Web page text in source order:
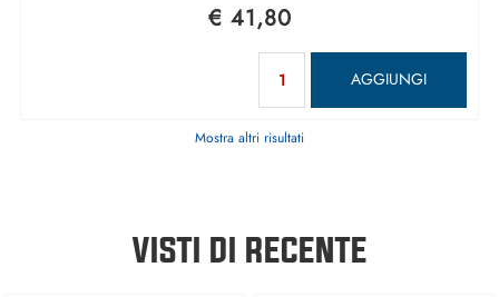
€ 41,80
AGGIUNGI
Mostra altri risultati
VISTI DI RECENTE